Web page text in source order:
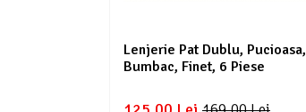
Lenjerie Pat Dublu, Pucioasa,
Bumbac, Finet, 6 Piese